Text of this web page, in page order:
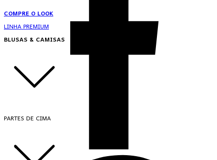
COMPRE O LOOK
LINHA PREMIUM
BLUSAS & CAMISAS
PARTES DE CIMA